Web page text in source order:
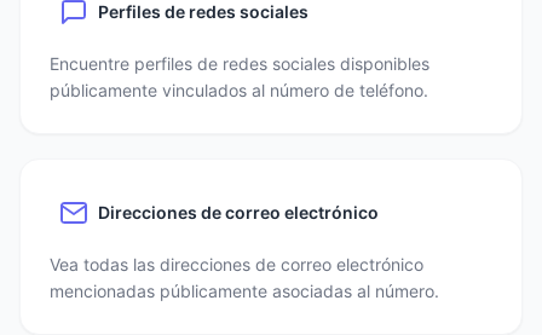
Perfiles de redes sociales
Encuentre perfiles de redes sociales disponibles
públicamente vinculados al número de teléfono.
Direcciones de correo electrónico
Vea todas las direcciones de correo electrónico
mencionadas públicamente asociadas al número.